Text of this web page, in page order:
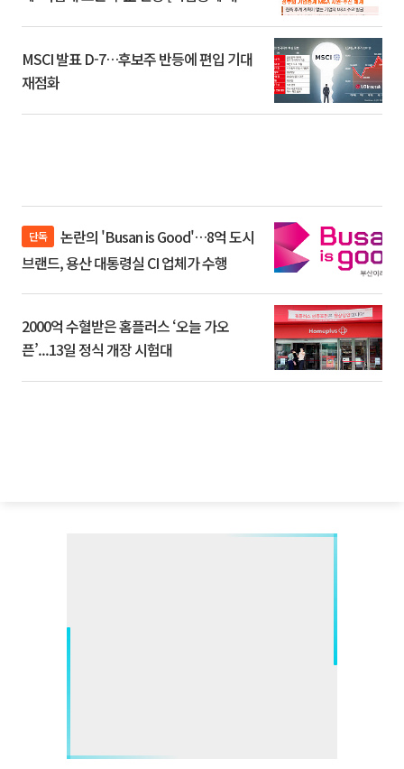
MSCI 발표 D-7…후보주 반등에 편입 기대
재점화
단독
브랜드, 용산 대통령실 CI 업체가 수행
2000억 수혈받은 홈플러스 ‘오늘 가오
픈’...13일 정식 개장 시험대